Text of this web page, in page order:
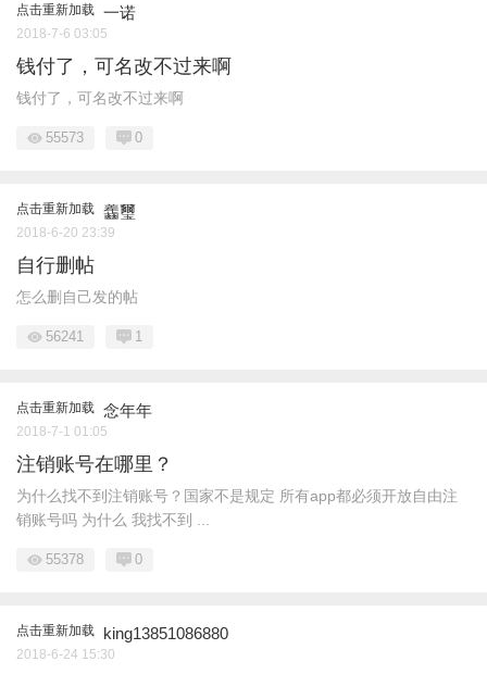
点击重新加载 一诺
2018-7-6 03:05
钱付了，可名改不过来啊
钱付了，可名改不过来啊
55573 0
点击重新加载 齹璽
2018-6-20 23:39
自行删帖
怎么删自己发的帖
56241 1
点击重新加载 念年年
2018-7-1 01:05
注销账号在哪里？
为什么找不到注销账号？国家不是规定 所有app都必须开放自由注
销账号吗 为什么 我找不到 ...
55378 0
点击重新加载 king13851086880
2018-6-24 15:30